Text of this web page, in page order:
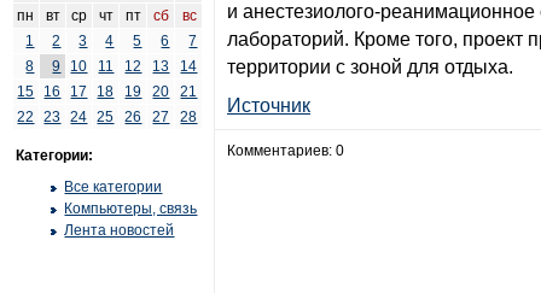
пн вт ср чт пт сб
вс
1
2 3 4 5 6
7
8
9 10 11 12 13
14
15
16 17 18 19 20
21
22
23 24 25 26 27 28
Категории:
Все категории
Компьютеры, связь
Лента новостей
и анестезиолого-реанимационное
лабораторий. Кроме того, проект
территории с зоной для отдыха.
Источник
Комментариев: 0